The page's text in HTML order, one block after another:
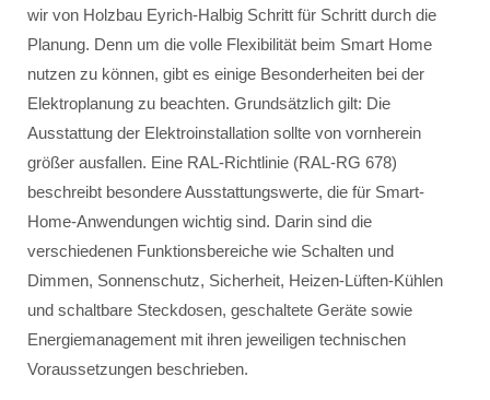
wir von Holzbau Eyrich-Halbig Schritt für Schritt durch die
Planung. Denn um die volle Flexibilität beim Smart Home
nutzen zu können, gibt es einige Besonderheiten bei der
Elektroplanung zu beachten. Grundsätzlich gilt: Die
Ausstattung der Elektroinstallation sollte von vornherein
größer ausfallen. Eine RAL-Richtlinie (RAL-RG 678)
beschreibt besondere Ausstattungswerte, die für Smart-
Home-Anwendungen wichtig sind. Darin sind die
verschiedenen Funktionsbereiche wie Schalten und
Dimmen, Sonnenschutz, Sicherheit, Heizen-Lüften-Kühlen
und schaltbare Steckdosen, geschaltete Geräte sowie
Energiemanagement mit ihren jeweiligen technischen
Voraussetzungen beschrieben.